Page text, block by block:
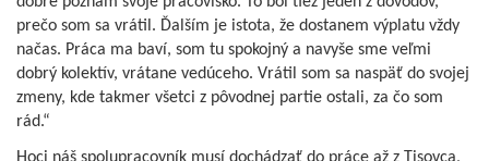
prečo som sa vrátil. Ďalším je istota, že dostanem výplatu vždy
načas. Práca ma baví, som tu spokojný a navyše sme veľmi
dobrý kolektív, vrátane vedúceho. Vrátil som sa naspäť do svojej
zmeny, kde takmer všetci z pôvodnej partie ostali, za čo som
rád.“